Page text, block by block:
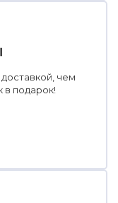
чем
в подарок!